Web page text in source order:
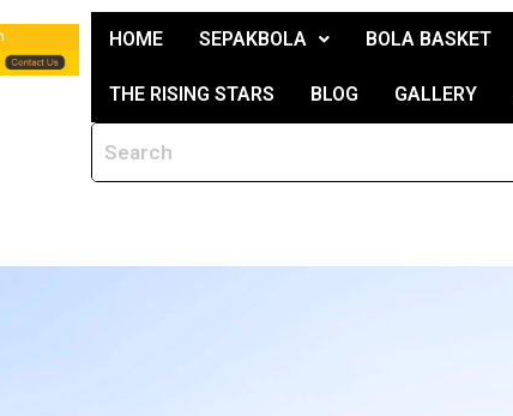
HOME SEPAKBOLA BOLA BASKET
THE RISING STARS BLOG GALLERY